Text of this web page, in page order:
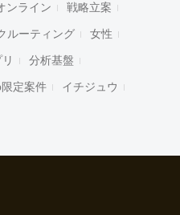
ンライン 戦略立案
ルーティング 女性
分析基盤
定案件 イチジュウ